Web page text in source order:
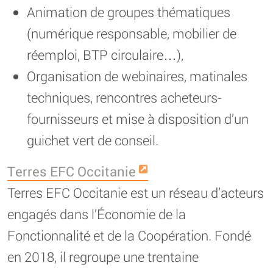
Animation de groupes thématiques
(numérique responsable, mobilier de
réemploi, BTP circulaire…),
Organisation de webinaires, matinales
techniques, rencontres acheteurs-
fournisseurs et mise à disposition d’un
guichet vert de conseil.
Terres EFC Occitanie
Terres EFC Occitanie est un réseau d’acteurs
engagés dans l’Économie de la
Fonctionnalité et de la Coopération. Fondé
en 2018, il regroupe une trentaine